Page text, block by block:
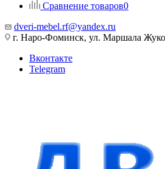
Сравнение товаров0
dveri-mebel.rf@yandex.ru
г. Наро-Фоминск, ул. Маршала
Вконтакте
Telegram